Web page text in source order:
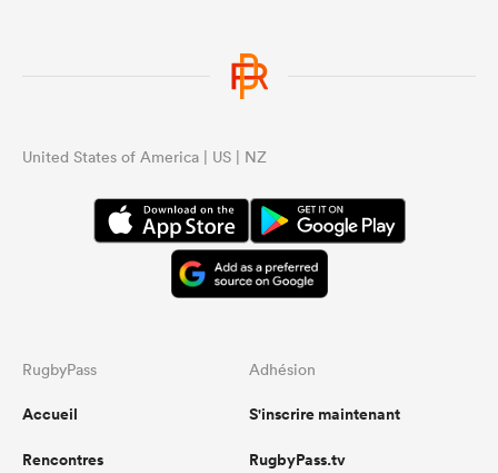
United States of America | US | NZ
RugbyPass
Accueil
Rencontres
Adhésion
S'inscrire maintenant
RugbyPass.tv